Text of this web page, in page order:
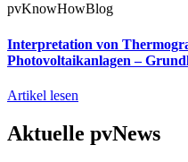
pvKnowHowBlog
Interpretation von
Photovoltaikanlagen –
Artikel lesen
Aktuelle pvNews